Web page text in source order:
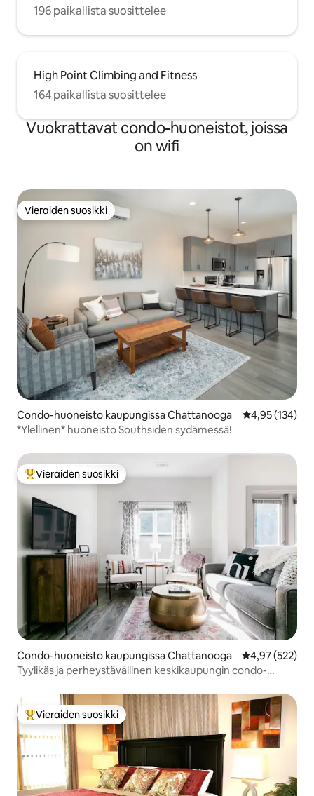
196 paikallista suosittelee
High Point Climbing and Fitness
164 paikallista suosittelee
Vuokrattavat condo-huoneistot, joissa
on wifi
Vieraiden suosikki
Vieraiden suosikki
Condo-huoneisto kaupungissa Chattanooga
4,95 (134)
*Ylellinen* huoneisto Southsiden sydämessä!
Vieraiden suosikkien parhaimmistoa
Vieraiden suosikki
Condo-huoneisto kaupungissa Chattanooga
4,97 (522)
Tyylikäs ja perheystävällinen keskikaupungin condo-
Vieraiden suosikkien parhaimmistoa
Vieraiden suosikki